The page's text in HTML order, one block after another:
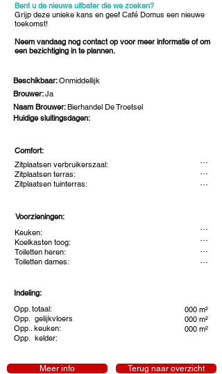
Bent u de nieuwe uitbater die we zoeken?
Grijp deze unieke kans en geef Café Domus een nieuwe
toekomst!
Neem vandaag nog contact op voor meer informatie of om
een bezichtiging in te plannen.
Beschikbaar:Onmiddellijk
Brouwer:Ja
Naam Brouwer:Bierhandel De Troetsel
Huidige sluitingsdagen:
Comfort:
Zitplaatsen verbruikerszaal:
Zitplaatsen terras:
Zitplaatsen tuinterras:
Voorzieningen:
Keuken:
Koelkasten toog:
Toiletten heren:
Toiletten dames:
Indeling:
Opp. totaal:
Opp. gelijkvloers
Opp.. keuken:
Opp. kelder:
000 m²
000 m²
000 m²
Meer info Terug naar overzicht